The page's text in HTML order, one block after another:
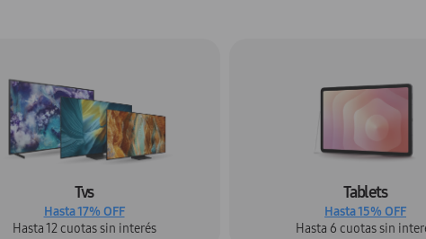
Tvs
Hasta 17% OFF
Hasta 12 cuotas sin interés
Tablets
Hasta 15% OFF
Hasta 6 cuotas sin